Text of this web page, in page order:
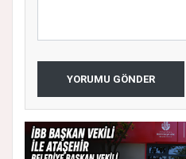
YORUMU GÖNDER